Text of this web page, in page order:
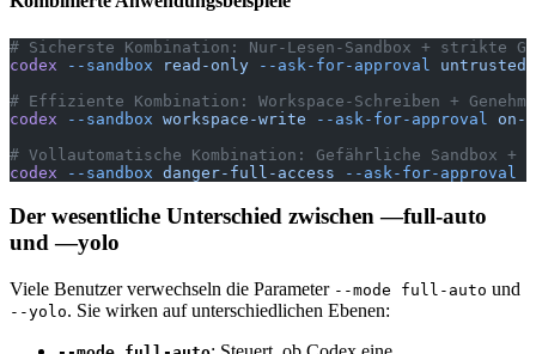
# Sicherste Kombination: Nur-Lesen-Sandbox + strikte
codex --sandbox read-only --ask-for-approval
untrusted
# Effiziente Kombination: Workspace-Schreiben +
codex --sandbox workspace-write --ask-for-approval
on-
# Vollautomatische Kombination: Gefährliche Sandbox +
codex --sandbox danger-full-access --ask-for-approval
Der wesentliche Unterschied zwischen —full-auto
und —yolo
Viele Benutzer verwechseln die Parameter --mode full-auto und
--yolo. Sie wirken auf unterschiedlichen Ebenen: